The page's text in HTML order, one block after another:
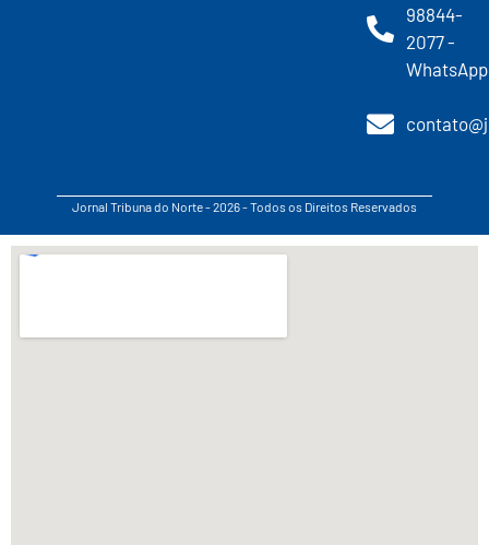
98844-
2077 -
WhatsApp
Jornal Tribuna do Norte - 2026 - Todos os Direitos Reservados